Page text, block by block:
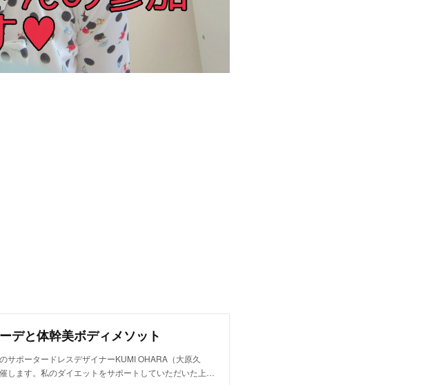
デと体幹美ボディメソット
サポータードレスデザイナーKUMI OHARA（大原久
します。私のダイエットをサポートしていただいた上…